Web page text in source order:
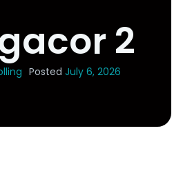
2
Posted July 6, 2026